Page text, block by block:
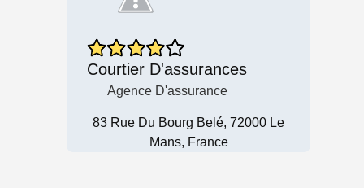
Courtier D'assurances
Agence D'assurance
83 Rue Du Bourg Belé, 72000 Le
Mans, France